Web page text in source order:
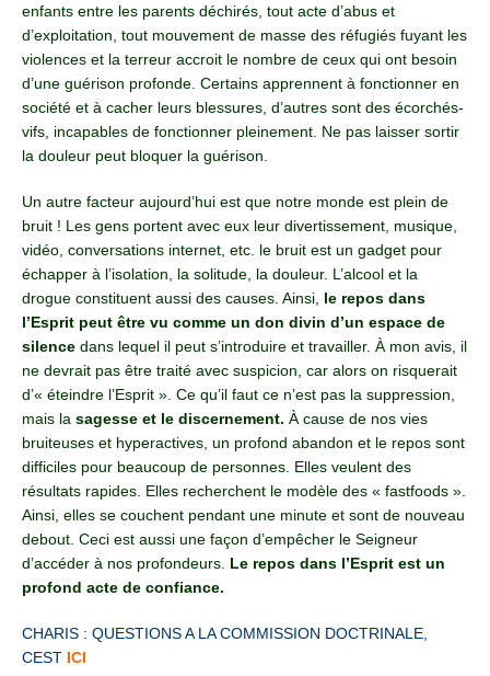
enfants entre les parents déchirés, tout acte d’abus et
d’exploitation, tout mouvement de masse des réfugiés fuyant les
violences et la terreur accroit le nombre de ceux qui ont besoin
d’une guérison profonde. Certains apprennent à fonctionner en
société et à cacher leurs blessures, d’autres sont des écorchés-
vifs, incapables de fonctionner pleinement. Ne pas laisser sortir
la douleur peut bloquer la guérison.
Un autre facteur aujourd’hui est que notre monde est plein de
bruit ! Les gens portent avec eux leur divertissement, musique,
vidéo, conversations internet, etc. le bruit est un gadget pour
échapper à l’isolation, la solitude, la douleur. L’alcool et la
drogue constituent aussi des causes. Ainsi, le repos dans
l’Esprit peut être vu comme un don divin d’un espace de
silence dans lequel il peut s’introduire et travailler. À mon avis, il
ne devrait pas être traité avec suspicion, car alors on risquerait
d’« éteindre l’Esprit ». Ce qu’il faut ce n’est pas la suppression,
mais la sagesse et le discernement. À cause de nos vies
bruiteuses et hyperactives, un profond abandon et le repos sont
difficiles pour beaucoup de personnes. Elles veulent des
résultats rapides. Elles recherchent le modèle des « fastfoods ».
Ainsi, elles se couchent pendant une minute et sont de nouveau
debout. Ceci est aussi une façon d’empêcher le Seigneur
d’accéder à nos profondeurs. Le repos dans l’Esprit est un
profond acte de confiance.
CHARIS : QUESTIONS A LA COMMISSION DOCTRINALE,
CEST ICI